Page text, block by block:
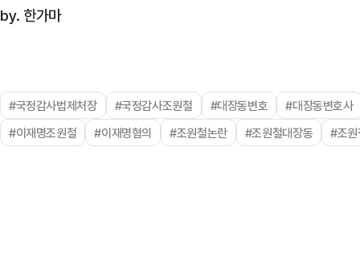
by. 한가마
#국정감사법제처장 #국정감사조원철 #대장동변호
#대장동변호사
#이재명조원철
#이재명혐의 #조원철논란 #조원철대장동 #조원